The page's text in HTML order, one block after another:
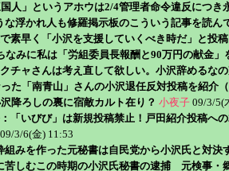
人」というアホウは2/4管理者命令違反につき
浮かれ人も修羅掲示板のこういう記事を読ん
素早く「小沢を支援していくべき時だ」と投
みに私は「労組委員長報酬と90万円の献金」
チャさんは考え直して欲しい。小沢辞めるな
た「南青山」さんの小沢退任反対投稿を紹介
降ろしの裏に宿敵カルト在り？ 小夜子 09/3/5(
「いびび」は新規投稿禁止！戸田紹介投稿へ
09/3/6(金) 11:53
組みを作った元秘書は自民党から小沢氏と対決
苦しむこの時期の小沢氏秘書の逮捕 元検事・